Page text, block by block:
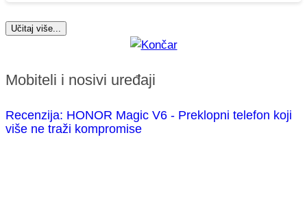
Učitaj više...
Mobiteli i nosivi uređaji
Recenzija: HONOR Magic V6 - Preklopni telefon koji
više ne traži kompromise